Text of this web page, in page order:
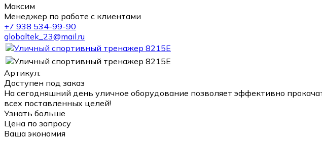
Максим
Менеджер по работе с клиентами
+7 938 534-99-90
globaltek_23@mail.ru
Артикул:
Доступен под заказ
На сегодняшний день уличное оборудование позволяет эффективно
всех поставленных целей!
Узнать больше
Цена по запросу
Ваша экономия